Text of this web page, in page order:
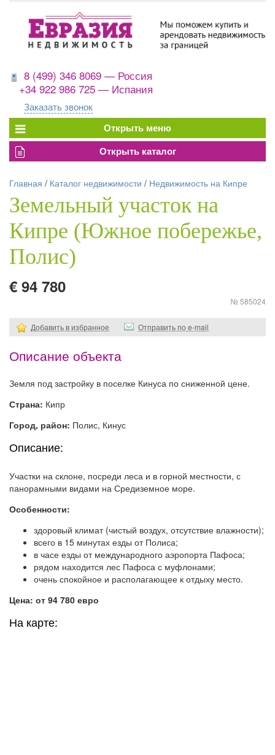
8 (499) 346 8069 — Россия
+34 922 986 725 — Испания
Заказать звонок
Главная / Каталог недвижимости / Недвижимость на Кипре
Земельный участок на
Кипре (Южное побережье,
Полис)
€ 94 780
№ 585024
Добавить в избранное Отправить по e-mail
Описание объекта
Земля под застройку в поселке Кинуса по сниженной цене.
Страна: Кипр
Город, район: Полис, Кинус
Описание:
Участки на склоне, посреди леса и в горной местности, с
панорамными видами на Средиземное море.
Особенности:
здоровый климат (чистый воздух, отсутствие влажности);
всего в 15 минутах езды от Полиса;
в часе езды от международного аэропорта Пафоса;
рядом находится лес Пафоса с муфлонами;
очень спокойное и располагающее к отдыху место.
Цена: от 94 780 евро
На карте: